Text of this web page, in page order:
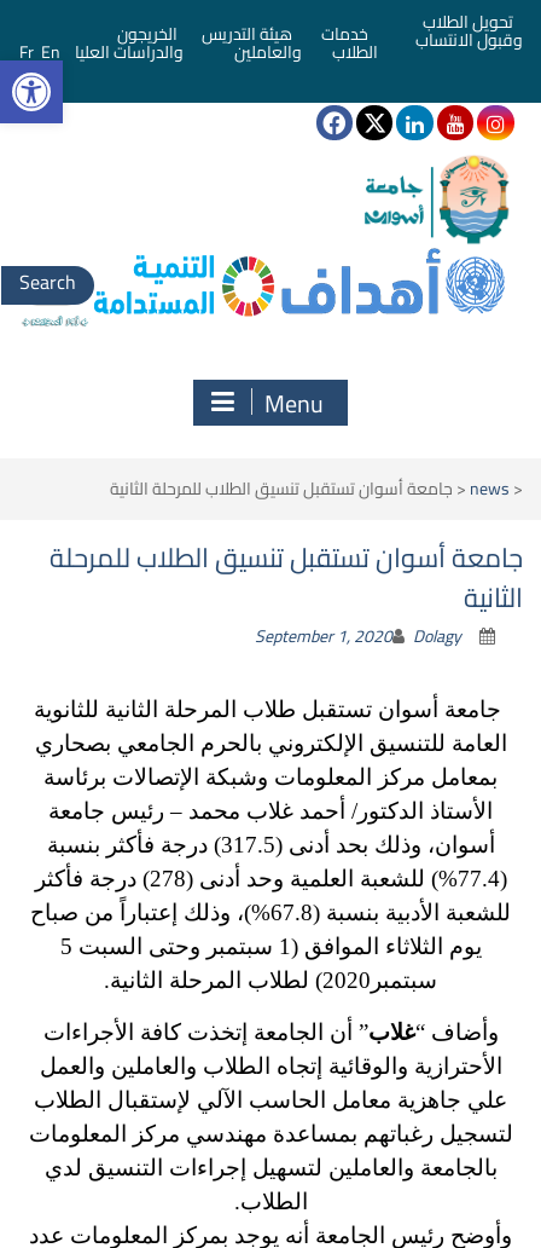
تحويل الطلاب
وقبول الانتساب خدمات
الطلاب
هيئة التدريس
والعاملين
الخريجون
والدراسات العليا En
Fr
Search
for:
Menu
<
news
<جامعة أسوان تستقبل تنسيق الطلاب للمرحلة الثانية
جامعة أسوان تستقبل تنسيق الطلاب للمرحلة
الثانية
September 1, 2020 Dolagy
جامعة أسوان تستقبل طلاب المرحلة الثانية للثانوية
العامة للتنسيق الإلكتروني بالحرم الجامعي بصحاري
بمعامل مركز المعلومات وشبكة الإتصالات برئاسة
الأستاذ الدكتور/ أحمد غلاب محمد – رئيس جامعة
أسوان، وذلك بحد أدنى (317.5) درجة فأكثر بنسبة
(77.4%) للشعبة العلمية وحد أدنى (278) درجة فأكثر
للشعبة الأدبية بنسبة (67.8%)، وذلك إعتباراً من صباح
يوم الثلاثاء الموافق (1 سبتمبر وحتى السبت 5
سبتمبر2020) لطلاب المرحلة الثانية.
وأضاف “غلاب” أن الجامعة إتخذت كافة الأجراءات
الأحترازية والوقائية إتجاه الطلاب والعاملين والعمل
علي جاهزية معامل الحاسب الآلي لإستقبال الطلاب
لتسجيل رغباتهم بمساعدة مهندسي مركز المعلومات
بالجامعة والعاملين لتسهيل إجراءات التنسيق لدي
الطلاب.
وأوضح رئيس الجامعة أنه يوجد بمركز المعلومات عدد